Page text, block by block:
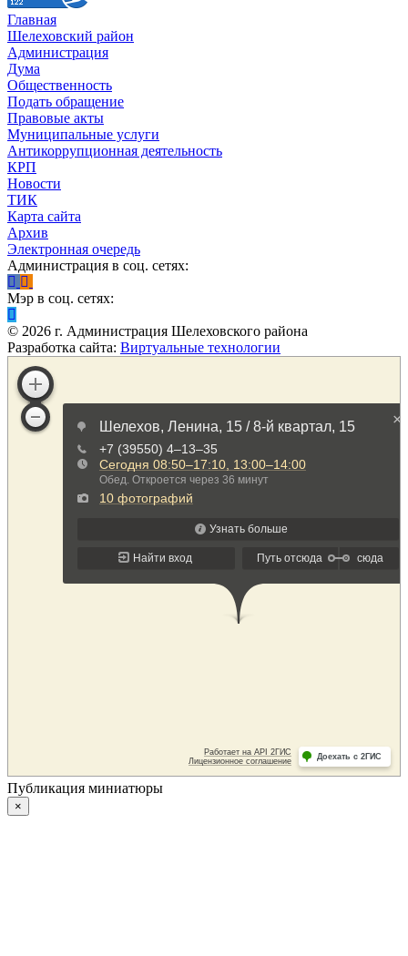
Главная
Шелеховский район
Администрация
Дума
Общественность
Подать обращение
Правовые акты
Муниципальные услуги
Антикоррупционная деятельность
КРП
Новости
ТИК
Карта сайта
Архив
Электронная очередь
Администрация в соц. сетях:
Мэр в соц. сетях:
© 2026 г. Администрация Шелеховского района
Разработка сайта: Виртуальные технологии
Публикация миниатюры
×